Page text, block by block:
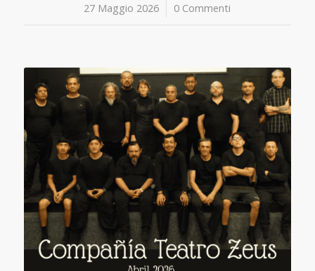
27 Maggio 2026
/ 0 Commenti